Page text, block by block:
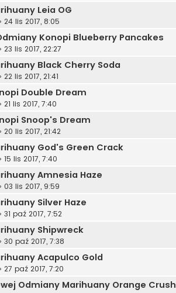
Leia OG
24 lis 2017, 8:05
Konopi Blueberry Pancakes
23 lis 2017, 22:27
Black Cherry Soda
22 lis 2017, 21:41
Double Dream
21 lis 2017, 7:40
Snoop's Dream
20 lis 2017, 21:42
God's Green Crack
15 lis 2017, 7:40
Amnesia Haze
03 lis 2017, 9:59
Silver Haze
31 paź 2017, 7:52
Shipwreck
30 paź 2017, 7:38
Acapulco Gold
27 paź 2017, 7:20
Odmiany Marihuany Orange Crush